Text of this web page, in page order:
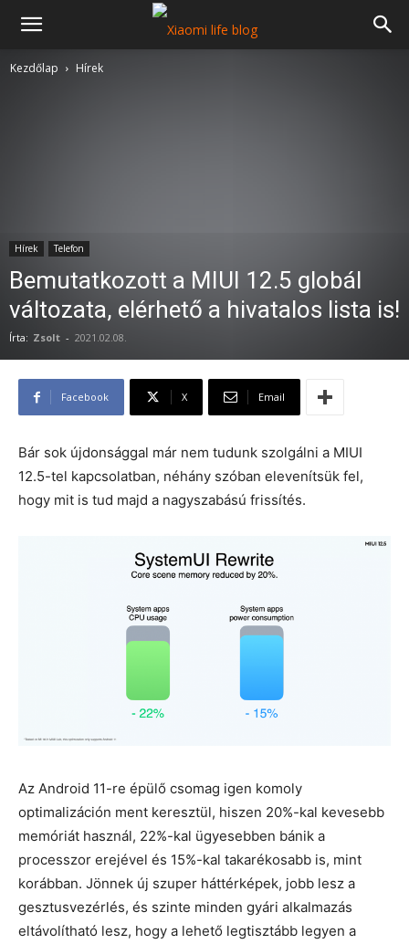
Kezdőlap Hírek
Hírek Telefon
Bemutatkozott a MIUI 12.5 globál
változata, elérhető a hivatalos lista is!
Írta: Zsolt - 2021.02.08.
Facebook X Email
Bár sok újdonsággal már nem tudunk szolgálni a MIUI
12.5-tel kapcsolatban, néhány szóban elevenítsük fel,
hogy mit is tud majd a nagyszabású frissítés.
Az Android 11-re épülő csomag igen komoly
optimalizáción ment keresztül, hiszen 20%-kal kevesebb
memóriát használ, 22%-kal ügyesebben bánik a
processzor erejével és 15%-kal takarékosabb is, mint
korábban. Jönnek új szuper háttérképek, jobb lesz a
gesztusvezérlés, és szinte minden gyári alkalmazás
eltávolítható lesz, hogy a lehető legtisztább legyen a